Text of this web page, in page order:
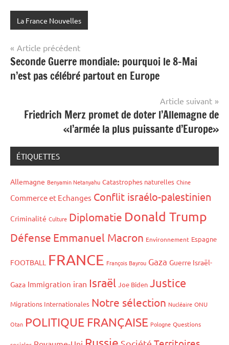
La France Nouvelles
Navigation
de
l’article
Article précédent
Seconde Guerre mondiale: pourquoi le 8-Mai
n’est pas célébré partout en Europe
Article suivant
Friedrich Merz promet de doter l’Allemagne de
«l’armée la plus puissante d’Europe»
ÉTIQUETTES
Allemagne Benyamin Netanyahu Catastrophes naturelles Chine
Commerce et Echanges Conflit israélo-palestinien
Criminalité Culture Diplomatie Donald Trump
Défense Emmanuel Macron Environnement Espagne
FOOTBALL FRANCE François Bayrou Gaza Guerre Israël-
Gaza Immigration iran Israël Joe Biden Justice
Migrations Internationales Notre sélection Nucléaire ONU
Otan POLITIQUE FRANÇAISE Pologne Questions